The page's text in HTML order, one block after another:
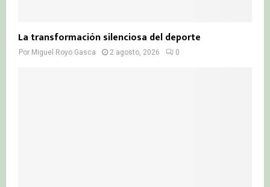
La transformación silenciosa del deporte
Por Miguel Royo Gasca 2 agosto, 2026 0